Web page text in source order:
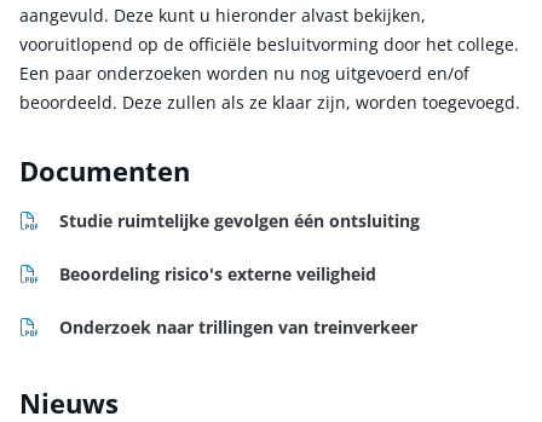
aangevuld. Deze kunt u hieronder alvast bekijken,
vooruitlopend op de officiële besluitvorming door het college.
Een paar onderzoeken worden nu nog uitgevoerd en/of
beoordeeld. Deze zullen als ze klaar zijn, worden toegevoegd.
Documenten
pdf Studie ruimtelijke gevolgen één ontsluiting
pdf Beoordeling risico's externe veiligheid
pdf Onderzoek naar trillingen van treinverkeer
Nieuws